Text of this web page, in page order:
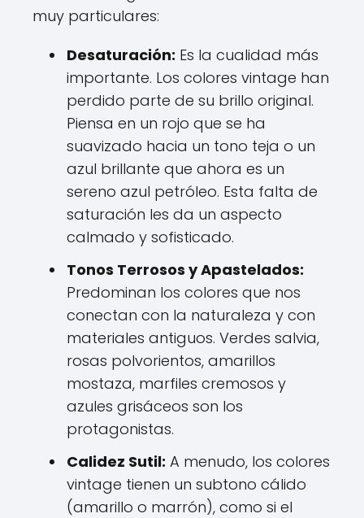
muy particulares:
Desaturación: Es la cualidad más
importante. Los colores vintage han
perdido parte de su brillo original.
Piensa en un rojo que se ha
suavizado hacia un tono teja o un
azul brillante que ahora es un
sereno azul petróleo. Esta falta de
saturación les da un aspecto
calmado y sofisticado.
Tonos Terrosos y Apastelados:
Predominan los colores que nos
conectan con la naturaleza y con
materiales antiguos. Verdes salvia,
rosas polvorientos, amarillos
mostaza, marfiles cremosos y
azules grisáceos son los
protagonistas.
Calidez Sutil: A menudo, los colores
vintage tienen un subtono cálido
(amarillo o marrón), como si el